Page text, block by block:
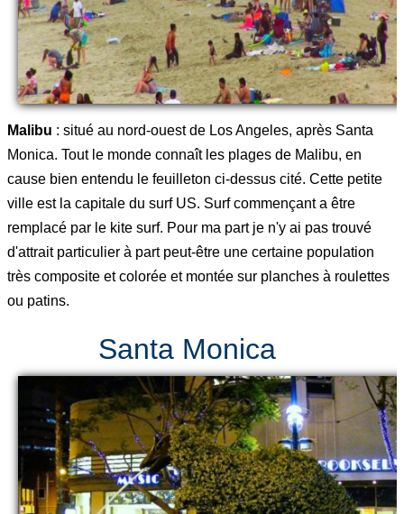
Malibu : situé au nord-ouest de Los Angeles, après Santa
Monica. Tout le monde connaît les plages de Malibu, en
cause bien entendu le feuilleton ci-dessus cité. Cette petite
ville est la capitale du surf US. Surf commençant a être
remplacé par le kite surf. Pour ma part je n'y ai pas trouvé
d'attrait particulier à part peut-être une certaine population
très composite et colorée et montée sur planches à roulettes
ou patins.
Santa Monica